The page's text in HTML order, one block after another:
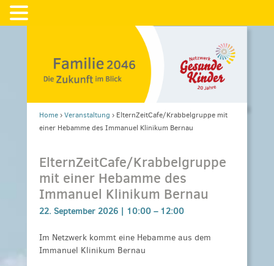
Home›Veranstaltung › ElternZeitCafe/Krabbelgruppe mit
einer Hebamme des Immanuel Klinikum Bernau
ElternZeitCafe/Krabbelgruppe
mit einer Hebamme des
Immanuel Klinikum Bernau
22. September 2026 | 10:00 – 12:00
Im Netzwerk kommt eine Hebamme aus dem
Immanuel Klinikum Bernau